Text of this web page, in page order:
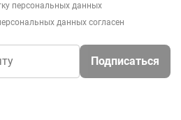
персональных данных
данных согласен
Подписаться